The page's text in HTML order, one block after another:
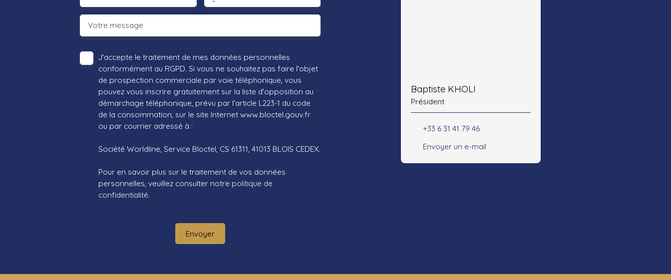
Votre message
J'accepte le traitement de mes données personnelles
conformément au RGPD. Si vous ne souhaitez pas faire l'objet
de prospection commerciale par voie téléphonique, vous
pouvez vous inscrire gratuitement sur la liste d'opposition au
démarchage téléphonique, prévu par l'article L223-1 du code
de la consommation, sur le site Internet www.bloctel.gouv.fr
ou par courrier adressé à :
Société Worldline, Service Bloctel, CS 61311, 41013 BLOIS CEDEX.
Pour en savoir plus sur le traitement de vos données
personnelles, veuillez consulter notre politique de
confidentialité.
Envoyer
Baptiste KHOLI
Président
+33 6 31 41 79 46
Envoyer un e-mail